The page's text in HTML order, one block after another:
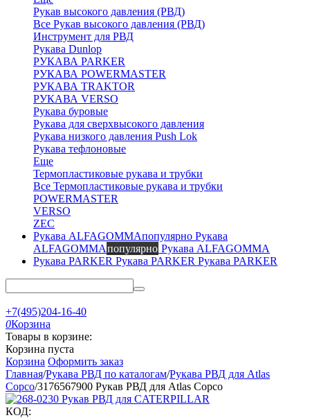
Рукав высокого давления (РВД)
Все Рукав высокого давления (РВД)
Инструмент для РВД
Рукава Dunlop
РУКАВА PARKER
РУКАВА POWERMASTER
РУКАВА TRAKTOR
РУКАВА VERSO
Рукава буровые
Рукава для сверхвысокого давления
Рукава низкого давления Push Lok
Рукава тефлоновые
Еще
Термопластиковые рукава и трубки
Все Термопластиковые рукава и трубки
POWERMASTER
VERSO
ZEC
Рукава
ALFAGOMMAпопулярно Рукава ALFAGOMMA
Рукава PARKER Рукава PARKER
+7(495)204-16-40
0Корзина
Товары в корзине:
Корзина пуста
Корзина Оформить заказ
Главная/Рукава РВД по каталогам/Рукава РВД для Atlas
Copco/3176567900 Рукав РВД для Atlas Copco
КОД: